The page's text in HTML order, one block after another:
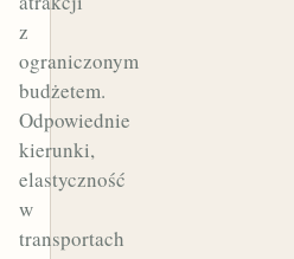
z
ograniczonym
budżetem.
Odpowiednie
kierunki,
elastyczność
w
transportach